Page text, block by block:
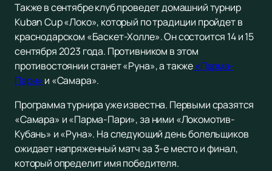
Также в сентябре клуб проведет домашний турнир
Kuban Cup «Локо», который по традиции пройдет в
краснодарском «Баскет-Холле». Он состоится 14 и 15
сентября 2023 года. Противником в этом
противостоянии станет «Руна», а также«Парма-
Пари» и «Самара».
Программа турнира уже известна. Первыми сразятся
«Самара» и «Парма-Пари», за ними «Локомотив-
Кубань» и «Руна». На следующий день болельщиков
ожидает напряженный матч за 3-е место и финал,
который определит имя победителя.